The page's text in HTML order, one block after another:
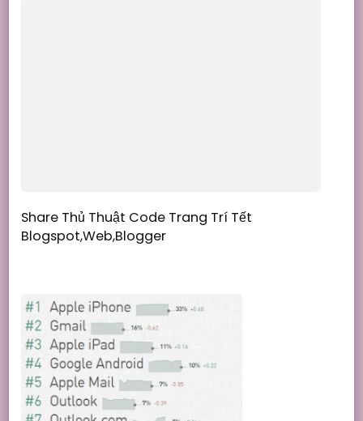
Share Thủ Thuật Code Trang Trí Tết
Blogspot,Web,Blogger